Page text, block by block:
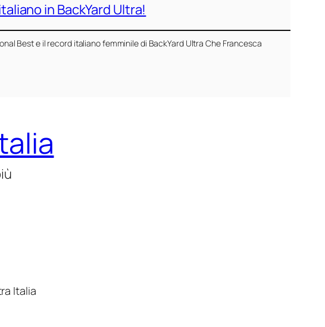
in BackYard Ultra!
Best e il record italiano femminile di BackYard Ultra Che Francesca
Italia